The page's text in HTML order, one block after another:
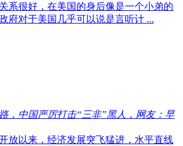
系很好，在美国的身后像是一个小弟的
府对于美国几乎可以说是言听计 ...
，中国严厉打击“三非”黑人，网友：早
放以来，经济发展突飞猛进，水平直线